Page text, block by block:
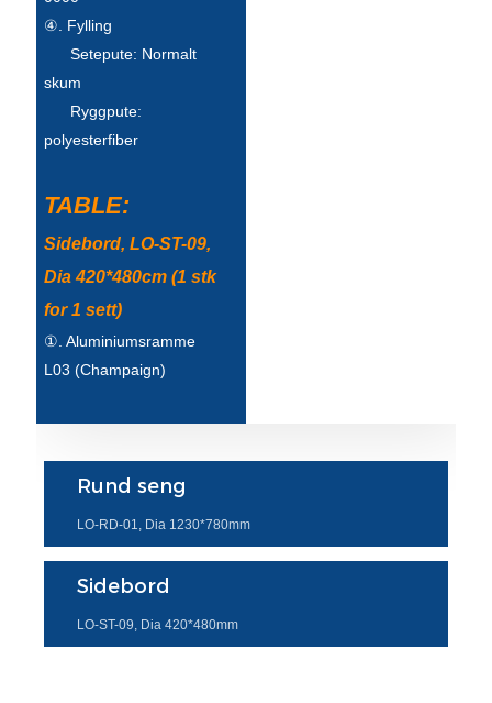
④. Fylling
Setepute: Normalt
skum
Ryggpute:
polyesterfiber
TABLE:
Sidebord, LO-ST-09,
Dia 420*480cm (1 stk
for 1 sett)
①. Aluminiumsramme
L03 (Champaign)
Rund seng
LO-RD-01, Dia 1230*780mm
Sidebord
LO-ST-09, Dia 420*480mm